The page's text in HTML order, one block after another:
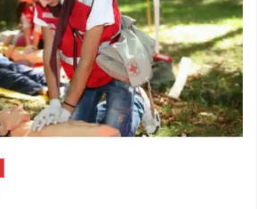
НА ДВИЖЕЊЕТО